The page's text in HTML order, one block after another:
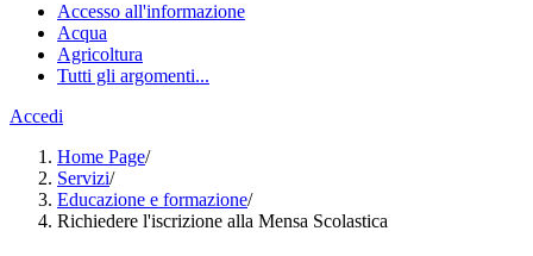
Accesso all'informazione
Acqua
Agricoltura
Tutti gli argomenti...
Accedi
Home Page/
Servizi/
Educazione e formazione/
Richiedere l'iscrizione alla Mensa Scolastica